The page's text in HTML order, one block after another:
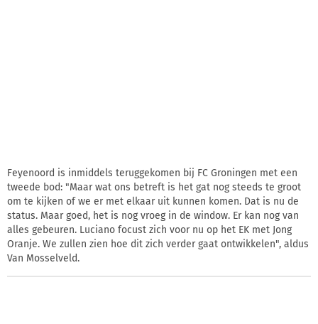
Feyenoord is inmiddels teruggekomen bij FC Groningen met een
tweede bod: "Maar wat ons betreft is het gat nog steeds te groot
om te kijken of we er met elkaar uit kunnen komen. Dat is nu de
status. Maar goed, het is nog vroeg in de window. Er kan nog van
alles gebeuren. Luciano focust zich voor nu op het EK met Jong
Oranje. We zullen zien hoe dit zich verder gaat ontwikkelen", aldus
Van Mosselveld.